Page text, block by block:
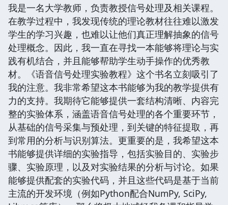
我是一名大学教师，负责教授信号处理及相关课程。
在教学过程中，我发现传统的理论教材往往难以激发
学生的学习兴趣，也难以让他们真正理解抽象的信号
处理概念。因此，我一直在寻找一本能够将理论与实
践有机结合，并且能够帮助学生动手操作的优秀教
材。《语音信号处理实验教程》这个书名立刻吸引了
我的注意。我非常希望这本书能够为我的教学提供有
力的支持。我期待它能够提供一套结构清晰、内容完
整的实验体系，涵盖语音信号处理的各个重要环节，
从基础的信号采集与预处理，到关键的特征提取，再
到常用的分析与识别算法。更重要的是，我希望这本
书能够提供详细的实验指导，包括实验目的、实验步
骤、实验原理，以及对实验结果的分析与讨论。如果
能够提供配套的实验代码，并且这些代码是基于当前
主流的开发环境（例如Python配合NumPy, SciPy,